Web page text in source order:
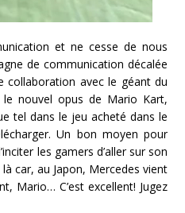
et ne cesse de nous
de communication décalée
collaboration avec le géant du
nouvel opus de Mario Kart,
tel dans le jeu acheté dans le
Un bon moyen pour
les gamers d’aller sur son
car, au Japon, Mercedes vient
Mario… C’est excellent! Jugez